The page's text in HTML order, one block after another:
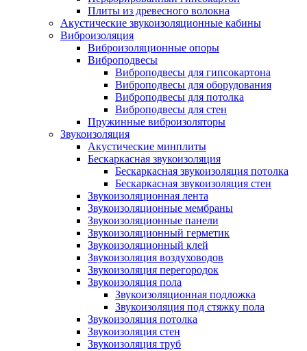
Плиты из древесного волокна
Акустические звукоизоляционные кабины
Виброизоляция
Виброизоляционные опоры
Виброподвесы
Виброподвесы для гипсокартона
Виброподвесы для оборудования
Виброподвесы для потолка
Виброподвесы для стен
Пружинные виброизоляторы
Звукоизоляция
Акустические минплиты
Бескаркасная звукоизоляция
Бескаркасная звукоизоляция потолка
Бескаркасная звукоизоляция стен
Звукоизоляционная лента
Звукоизоляционные мембраны
Звукоизоляционные панели
Звукоизоляционный герметик
Звукоизоляционный клей
Звукоизоляция воздуховодов
Звукоизоляция перегородок
Звукоизоляция пола
Звукоизоляционная подложка
Звукоизоляция под стяжку пола
Звукоизоляция потолка
Звукоизоляция стен
Звукоизоляция труб